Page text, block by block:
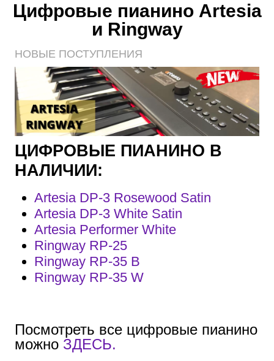
Цифровые пианино Artesia
и Ringway
НОВЫЕ ПОСТУПЛЕНИЯ
ЦИФРОВЫЕ ПИАНИНО В
НАЛИЧИИ:
Artesia DP-3 Rosewood Satin
Artesia DP-3 White Satin
Artesia Performer White
Ringway RP-25
Ringway RP-35 B
Ringway RP-35 W
Посмотреть все цифровые пианино
можно ЗДЕСЬ.